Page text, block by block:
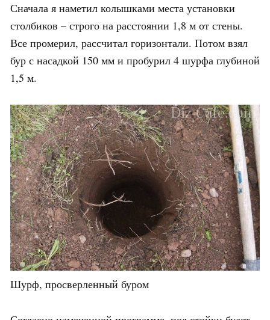
Сначала я наметил колышками места установки
столбиков – строго на расстоянии 1,8 м от стены.
Все промерил, рассчитал горизонтали. Потом взял
бур с насадкой 150 мм и пробурил 4 шурфа глубиной
1,5 м.
Шурф, просверленный буром